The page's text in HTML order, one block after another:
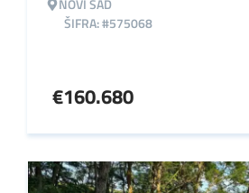
NOVI SAD
ŠIFRA: #575068
€160.680